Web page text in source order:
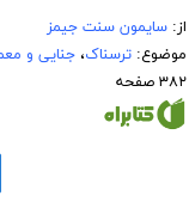
از:سایمون سنت جیمز
موضوع:ترسناک،جنایی و
۳۸۲ صفحه